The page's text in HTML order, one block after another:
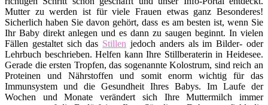
Mutter zu werden ist für viele Frauen etwas ganz Besonderes!
Sicherlich haben Sie davon gehört, dass es am besten ist, wenn Sie
Ihr Baby direkt anlegen und es dann zu saugen beginnt. In vielen
Fällen gestaltet sich das Stillen jedoch anders als im Bilder- oder
Lehrbuch beschrieben. Helfen kann Ihre Stillberaterin in Heidesee.
Gerade die ersten Tropfen, das sogenannte Kolostrum, sind reich an
Proteinen und Nährstoffen und somit enorm wichtig für das
Immunsystem und die Gesundheit Ihres Babys. Im Laufe der
Wochen und Monate verändert sich Ihre Muttermilch immer